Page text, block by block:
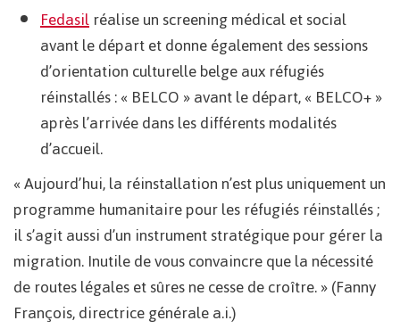
Fedasilréalise un screening médical et social
avant le départ et donne également des sessions
d’orientation culturelle belge aux réfugiés
réinstallés : « BELCO » avant le départ, « BELCO+ »
après l’arrivée dans les différents modalités
d’accueil.
« Aujourd’hui, la réinstallation n’est plus uniquement un
programme humanitaire pour les réfugiés réinstallés ;
il s’agit aussi d’un instrument stratégique pour gérer la
migration. Inutile de vous convaincre que la nécessité
de routes légales et sûres ne cesse de croître. » (Fanny
François, directrice générale a.i.)